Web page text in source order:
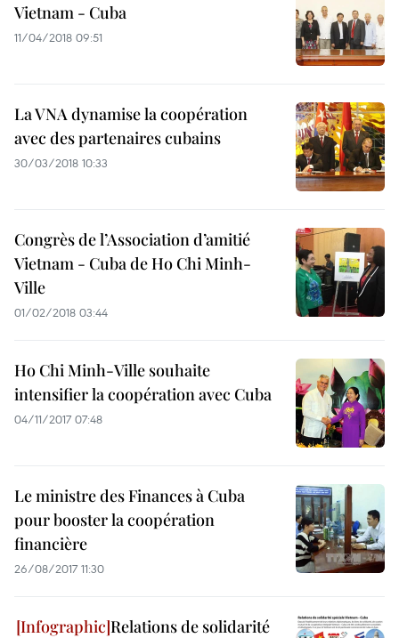
Vietnam - Cuba
11/04/2018 09:51
La VNA dynamise la coopération
avec des partenaires cubains
30/03/2018 10:33
Congrès de l’Association d’amitié
Vietnam - Cuba de Ho Chi Minh-
Ville
01/02/2018 03:44
Ho Chi Minh-Ville souhaite
intensifier la coopération avec Cuba
04/11/2017 07:48
Le ministre des Finances à Cuba
pour booster la coopération
financière
26/08/2017 11:30
Relations de solidarité